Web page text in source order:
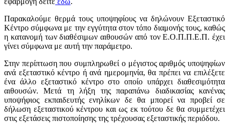
Παρακαλούμε θερμά τους υποψηφίους να δηλώνουν Εξεταστικό
Κέντρο σύμφωνα με την εγγύτητα στον τόπο διαμονής τους, καθώς
η κατανομή των διαθέσιμων αιθουσών από τον Ε.Ο.Π.Π.Ε.Π. έχει
γίνει σύμφωνα με αυτή την παράμετρο.
Στην περίπτωση που συμπληρωθεί ο μέγιστος αριθμός υποψηφίων
ανά εξεταστικό κέντρο ή ανά ημερομηνία, θα πρέπει να επιλέξετε
ένα άλλο εξεταστικό κέντρο στο οποίο υπάρχει διαθεσιμότητα
αιθουσών. Μετά τη λήξη της παραπάνω διαδικασίας κανένας
υποψήφιος εκπαιδευτής ενηλίκων δε θα μπορεί να προβεί σε
δήλωση εξεταστικού κέντρου και ως εκ τούτου δε θα συμμετέχει
στις εξετάσεις πιστοποίησης της τρέχουσας εξεταστικής περιόδου.